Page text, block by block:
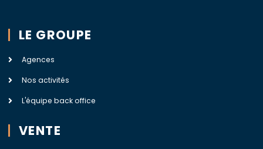
LE GROUPE
Agences
Nos activités
L'équipe back office
VENTE